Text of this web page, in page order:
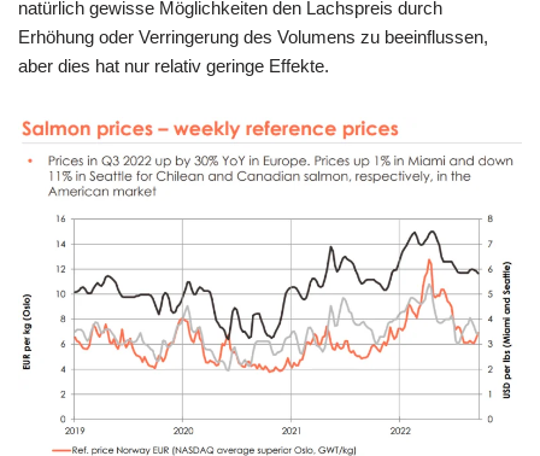
natürlich gewisse Möglichkeiten den Lachspreis durch
Erhöhung oder Verringerung des Volumens zu beeinflussen,
aber dies hat nur relativ geringe Effekte.